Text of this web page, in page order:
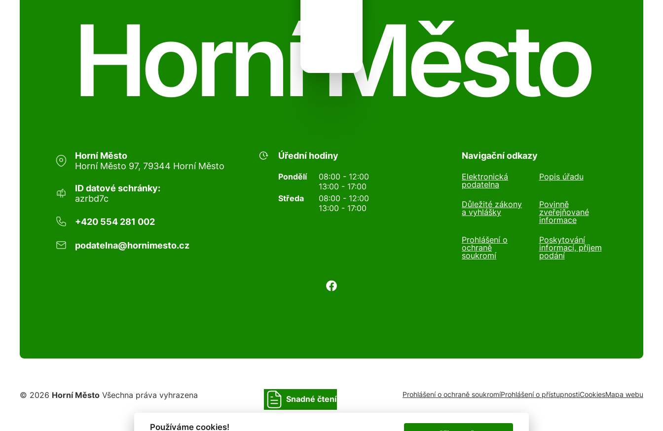
Horní Město
Horní Město
Horní Město 97, 79344 Horní Město
ID datové schránky:
azrbd7c
+420 554 281 002
podatelna@hornimesto.cz
Úřední hodiny
Pondělí
08:00 - 12:00
13:00 - 17:00
Středa
08:00 - 12:00
13:00 - 17:00
Navigační odkazy
Elektronická
podatelna
Popis úřadu
Důležité zákony
a vyhlášky
Povinně
zveřejňované
informace
Prohlášení o
ochraně
soukromí
Poskytování
informací, příjem
podání
© 2026 Horní Město Všechna práva vyhrazena Snadné čtení Prohlášení o ochraně soukromíProhlášení o přístupnostiCookiesMapa webu
Používáme cookies!